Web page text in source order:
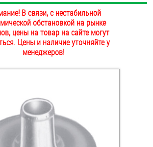
Заклепки)
В связи, с нестабильной
обстановкой на рынке
цены на товар на сайте могут
Цены и наличие уточняйте у
менеджеров!